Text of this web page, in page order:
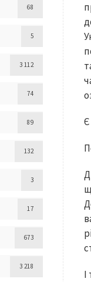
68
5
3 112
74
89
132
3
17
673
3 218